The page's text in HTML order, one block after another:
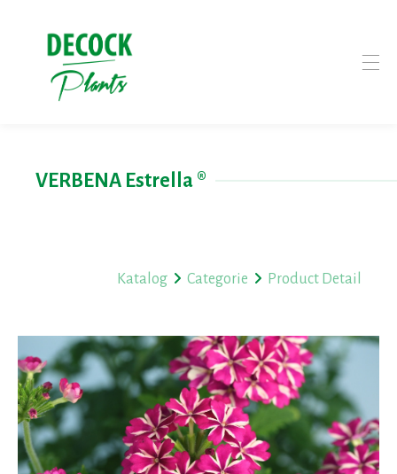
VERBENA Estrella ®
Katalog Categorie Product Detail